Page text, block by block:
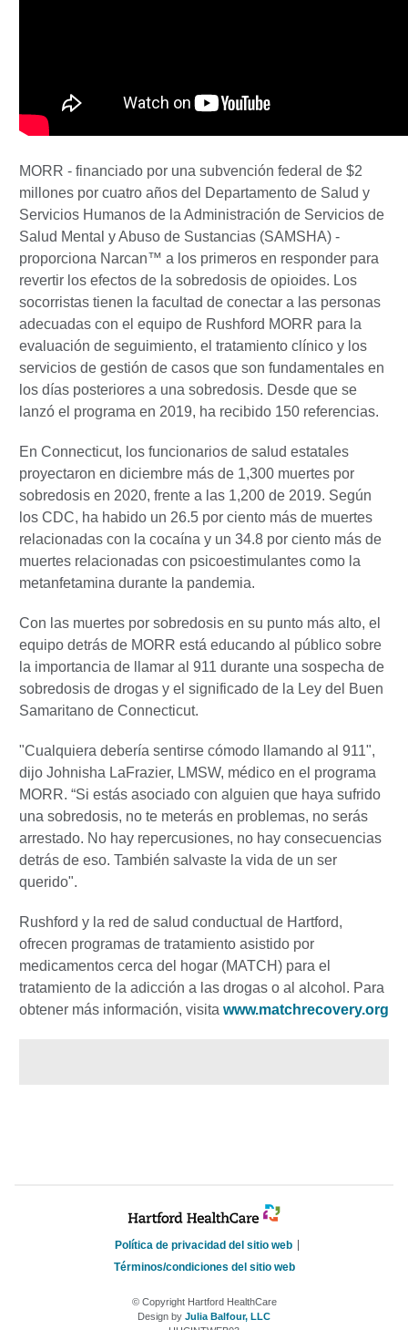
MORR - financiado por una subvención federal de $2
millones por cuatro años del Departamento de Salud y
Servicios Humanos de la Administración de Servicios de
Salud Mental y Abuso de Sustancias (SAMSHA) -
proporciona Narcan™ a los primeros en responder para
revertir los efectos de la sobredosis de opioides. Los
socorristas tienen la facultad de conectar a las personas
adecuadas con el equipo de Rushford MORR para la
evaluación de seguimiento, el tratamiento clínico y los
servicios de gestión de casos que son fundamentales en
los días posteriores a una sobredosis. Desde que se
lanzó el programa en 2019, ha recibido 150 referencias.
En Connecticut, los funcionarios de salud estatales
proyectaron en diciembre más de 1,300 muertes por
sobredosis en 2020, frente a las 1,200 de 2019. Según
los CDC, ha habido un 26.5 por ciento más de muertes
relacionadas con la cocaína y un 34.8 por ciento más de
muertes relacionadas con psicoestimulantes como la
metanfetamina durante la pandemia.
Con las muertes por sobredosis en su punto más alto, el
equipo detrás de MORR está educando al público sobre
la importancia de llamar al 911 durante una sospecha de
sobredosis de drogas y el significado de la Ley del Buen
Samaritano de Connecticut.
"Cualquiera debería sentirse cómodo llamando al 911",
dijo Johnisha LaFrazier, LMSW, médico en el programa
MORR. “Si estás asociado con alguien que haya sufrido
una sobredosis, no te meterás en problemas, no serás
arrestado. No hay repercusiones, no hay consecuencias
detrás de eso. También salvaste la vida de un ser
querido".
Rushford y la red de salud conductual de Hartford,
ofrecen programas de tratamiento asistido por
medicamentos cerca del hogar (MATCH) para el
tratamiento de la adicción a las drogas o al alcohol. Para
obtener más información, visita www.matchrecovery.org
Política de privacidad del sitio web
Términos/condiciones del sitio web
© Copyright Hartford HealthCare
Design by Julia Balfour, LLC